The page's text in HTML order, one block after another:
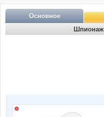
Основное
Шпионаж